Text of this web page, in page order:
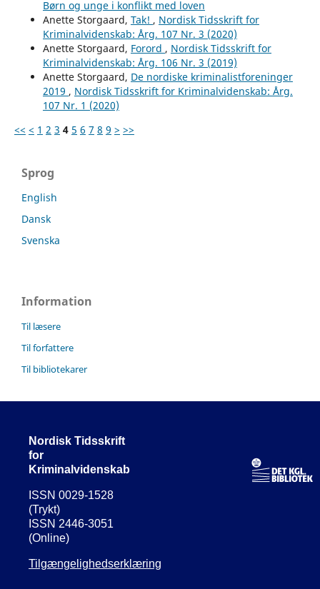
Børn og unge i konflikt med loven
Anette Storgaard, Tak! , Nordisk Tidsskrift for
Kriminalvidenskab: Årg. 107 Nr. 3 (2020)
Anette Storgaard, Forord , Nordisk Tidsskrift for
Kriminalvidenskab: Årg. 106 Nr. 3 (2019)
Anette Storgaard, De nordiske kriminalistforeninger
2019 , Nordisk Tidsskrift for Kriminalvidenskab: Årg.
107 Nr. 1 (2020)
<< < 1 2 3 4 5 6 7 8 9 > >>
Sprog
English
Dansk
Svenska
Information
Til læsere
Til forfattere
Til bibliotekarer
Nordisk Tidsskrift
for
Kriminalvidenskab
ISSN 0029-1528
(Trykt)
ISSN 2446-3051
(Online)
Tilgængelighedserklæring